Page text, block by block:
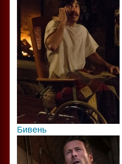
Бивень